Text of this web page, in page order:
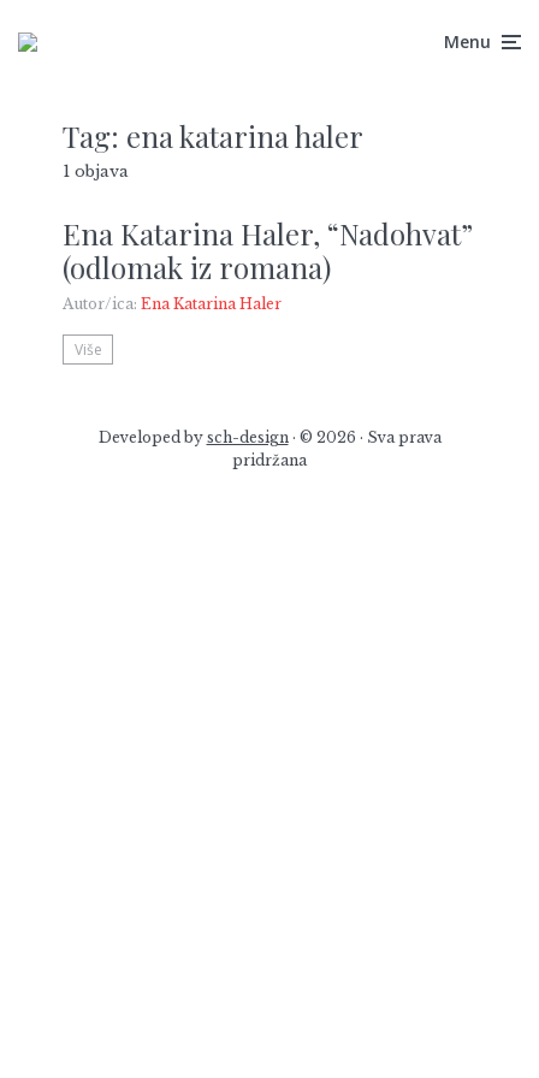
Menu
Tag: ena katarina haler
1 objava
Ena Katarina Haler, “Nadohvat”
(odlomak iz romana)
Autor/ica: Ena Katarina Haler
Više
Developed by sch-design· © 2026 · Sva prava
pridržana